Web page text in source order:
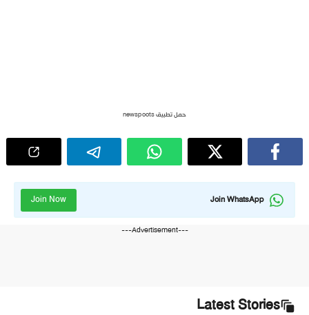
حمل تطبيق newspoots
Join WhatsApp
Join Now
---Advertisement---
Latest Stories